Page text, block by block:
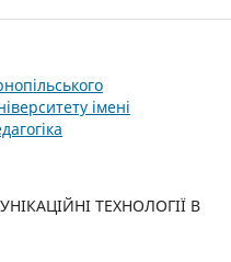
імені
ТЕХНОЛОГІЇ В